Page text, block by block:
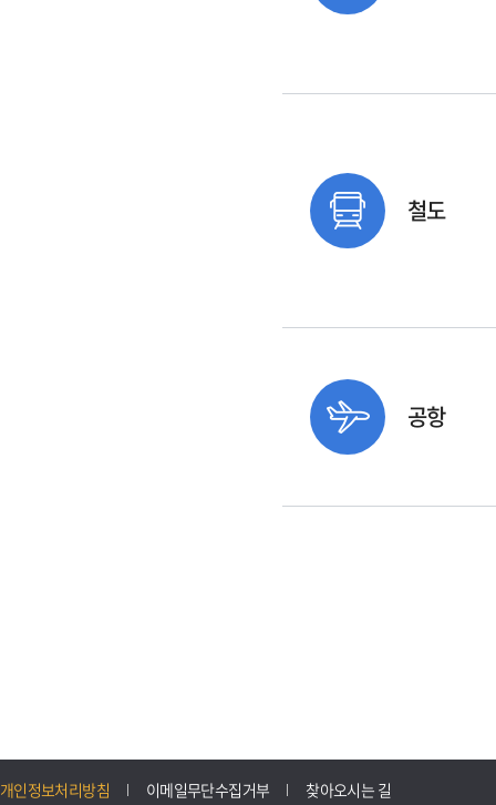
철도
공항
개인정보처리방침 이메일무단수집거부 찾아오시는 길